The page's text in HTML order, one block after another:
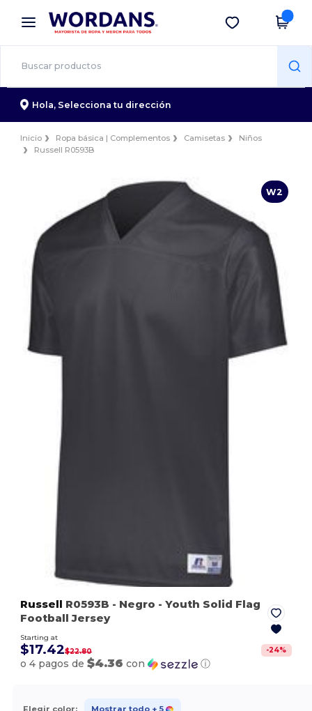
× App de Wordans
¡Mejores precios en app!
Descargar app
Hola, Selecciona tu dirección
Inicio Ropa básica | Complementos Camisetas
Niños
Russell R0593B
W2
Russell R0593B - Negro - Youth Solid Flag
Football Jersey
Starting at
$17.42$22.80 -24%
o 4 pagos de$4.36 con ⓘ